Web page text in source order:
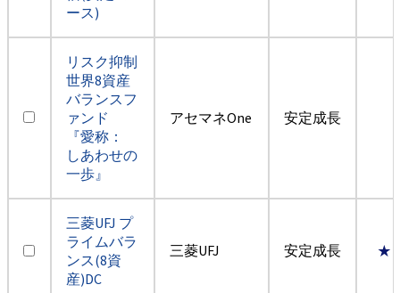
ース)
リスク抑制
世界8資産
バランスフ
ァンド
『愛称：
しあわせの
一歩』
アセマネOne 安定成長
三菱UFJ プ
ライムバラ
ンス(8資
産)DC
三菱UFJ 安定成長